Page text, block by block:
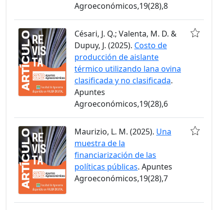
Agroeconómicos,19(28),8
Césari, J. Q.; Valenta, M. D. &
Dupuy, J. (2025). Costo de
producción de aislante
térmico utilizando lana ovina
clasificada y no clasificada.
Apuntes
Agroeconómicos,19(28),6
Maurizio, L. M. (2025). Una
muestra de la
financiarización de las
políticas públicas. Apuntes
Agroeconómicos,19(28),7